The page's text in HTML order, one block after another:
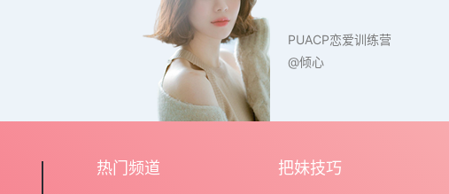
PUACP恋爱训练营
@倾心
热门频道 把妹技巧